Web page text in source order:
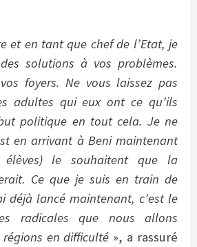
et en tant que chef de l’Etat, je
solutions à vos problèmes.
foyers. Ne vous laissez pas
adultes qui eux ont ce qu’ils
politique en tout cela. Je ne
en arrivant à Beni maintenant
le souhaitent que la
Ce que je suis en train de
déjà lancé maintenant, c’est le
radicales que nous allons
en difficulté », a rassuré